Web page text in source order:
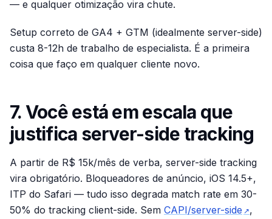
— e qualquer otimização vira chute.
Setup correto de GA4 + GTM (idealmente server-side)
custa 8-12h de trabalho de especialista. É a primeira
coisa que faço em qualquer cliente novo.
7. Você está em escala que
justifica server-side tracking
A partir de R$ 15k/mês de verba, server-side tracking
vira obrigatório. Bloqueadores de anúncio, iOS 14.5+,
ITP do Safari — tudo isso degrada match rate em 30-
50% do tracking client-side. Sem CAPI/server-side ↗,